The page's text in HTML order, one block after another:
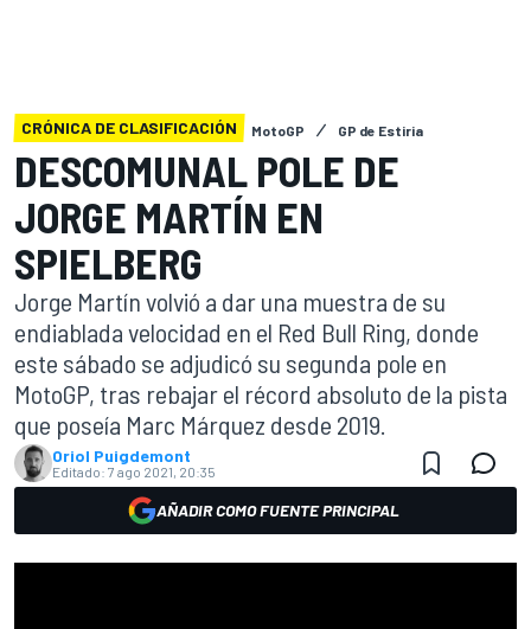
CRÓNICA DE CLASIFICACIÓN MotoGP GP de Estiria
DESCOMUNAL POLE DE
JORGE MARTÍN EN
SPIELBERG
Jorge Martín volvió a dar una muestra de su
endiablada velocidad en el Red Bull Ring, donde
este sábado se adjudicó su segunda pole en
MotoGP, tras rebajar el récord absoluto de la pista
que poseía Marc Márquez desde 2019.
Oriol Puigdemont
Editado: 7 ago 2021, 20:35
AÑADIR COMO FUENTE PRINCIPAL